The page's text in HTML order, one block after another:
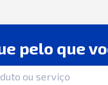
pelo que